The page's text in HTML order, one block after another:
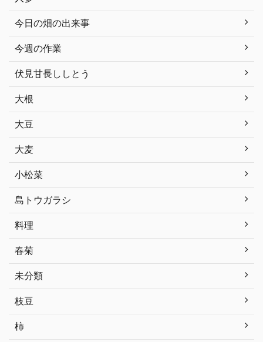
今日の畑の出来事
今週の作業
伏見甘長ししとう
大根
大豆
大麦
小松菜
島トウガラシ
料理
春菊
未分類
枝豆
柿